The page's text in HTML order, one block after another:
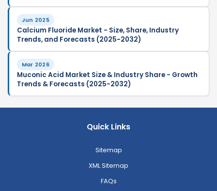
Jun 2025
Calcium Fluoride Market - Size, Share, Industry
Trends, and Forecasts (2025-2032)
Mar 2026
Muconic Acid Market Size & Industry Share - Growth
Trends & Forecasts (2025-2032)
Quick Links
Sitemap
XML Sitemap
FAQs